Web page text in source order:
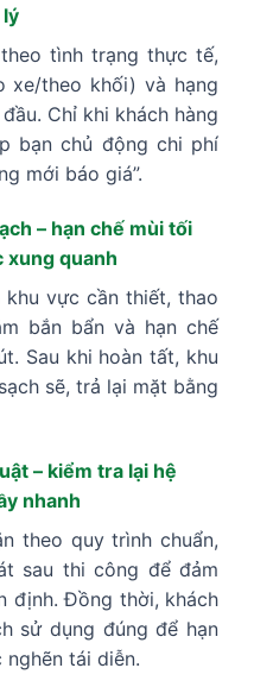
lý
tình trạng thực tế,
xe/theo khối) và hạng
Chỉ khi khách hàng
bạn chủ động chi phí
mới báo giá”.
– hạn chế mùi tối
xung quanh
vực cần thiết, thao
bắn bẩn và hạn chế
Sau khi hoàn tất, khu
sẽ, trả lại mặt bằng
– kiểm tra lại hệ
nhanh
theo quy trình chuẩn,
sau thi công để đảm
định. Đồng thời, khách
sử dụng đúng để hạn
tái diễn.